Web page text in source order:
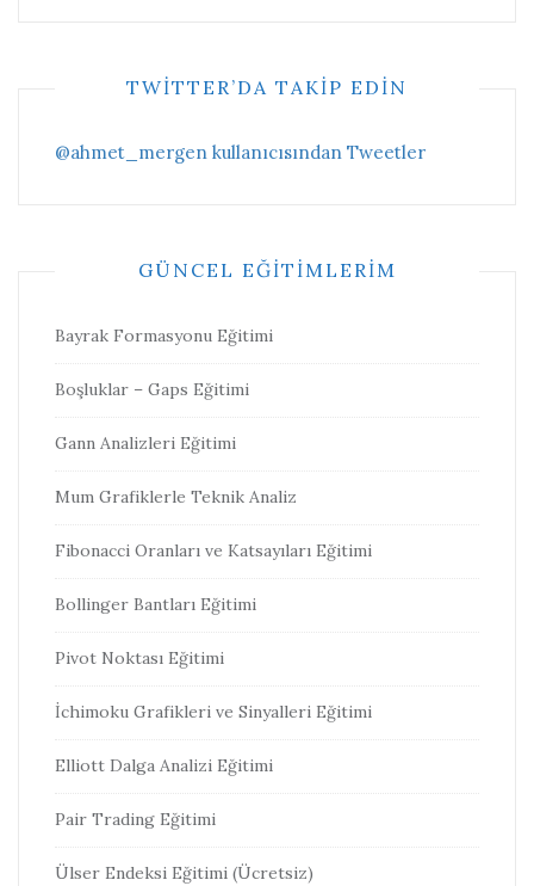
TWITTER’DA TAKIP EDIN
@ahmet_mergen kullanıcısından Tweetler
GÜNCEL EĞITIMLERIM
Bayrak Formasyonu Eğitimi
Boşluklar – Gaps Eğitimi
Gann Analizleri Eğitimi
Mum Grafiklerle Teknik Analiz
Fibonacci Oranları ve Katsayıları Eğitimi
Bollinger Bantları Eğitimi
Pivot Noktası Eğitimi
İchimoku Grafikleri ve Sinyalleri Eğitimi
Elliott Dalga Analizi Eğitimi
Pair Trading Eğitimi
Ülser Endeksi Eğitimi (Ücretsiz)